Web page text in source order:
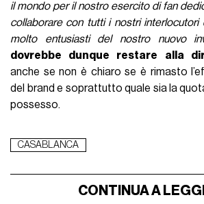
il mondo per il nostro esercito di fan
collaborare con tutti i nostri
molto entusiasti del nostro nuovo
dovrebbe dunque restare alla
anche se non è chiaro se è rimasto
del brand e soprattutto quale sia la
possesso.
CASABLANCA
CONTINUA A